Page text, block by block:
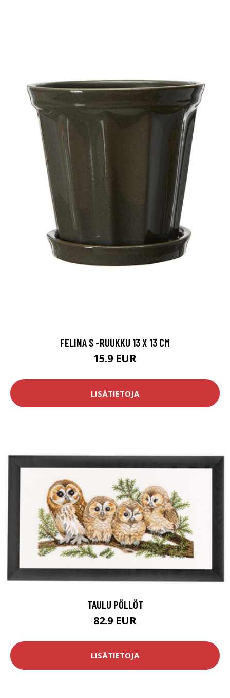
FELINA S -RUUKKU 13 X 13 CM
15.9 EUR
LISÄTIETOJA
TAULU PÖLLÖT
82.9 EUR
LISÄTIETOJA